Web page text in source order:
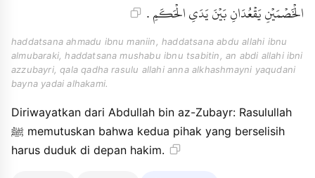
الْخَصْمَيْنِ يَقْعُدَانِ بَيْنَ يَدَىِ الْحَكَمِ .
haddatsana ahmadu ibnu maniin, haddatsana abdu allahi ibnu
almubaraki, haddatsana mushabu ibnu tsabitin, an abdi allahi ibni
azzubayri, qala qadha rasulu allahi anna alkhashmayni yaqudani
bayna yadai alhakami.
Diriwayatkan dari Abdullah bin az-Zubayr: Rasulullah
ﷺ memutuskan bahwa kedua pihak yang berselisih
harus duduk di depan hakim.